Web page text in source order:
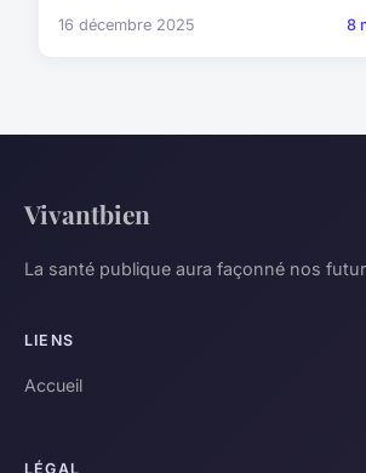
16 décembre 2025 8
Vivantbien
La santé publique aura façonné nos
LIENS
Accueil
LÉGAL